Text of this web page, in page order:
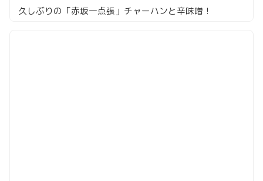
久しぶりの「赤坂一点張」チャーハンと辛味噌！